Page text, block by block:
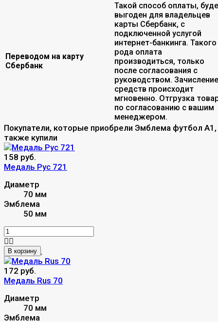
Переводом на карту
Сбербанк
Такой способ оплаты,
выгоден для владельцев
карты Сбербанк, с
подключенной услугой
интернет-банкинга. Такого
рода оплата
производиться, только
после согласования с
руководством. Зачисление
средств происходит
мгновенно. Отгрузка
по согласованию с вашим
менеджером.
Покупатели, которые приобрели Эмблема футбол A1,
также купили
158 руб.
Медаль Рус 721
Диаметр
70 мм
Эмблема
50 мм
В корзину
172 руб.
Медаль Rus 70
Диаметр
70 мм
Эмблема